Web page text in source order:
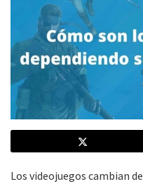
Los videojuegos cambian